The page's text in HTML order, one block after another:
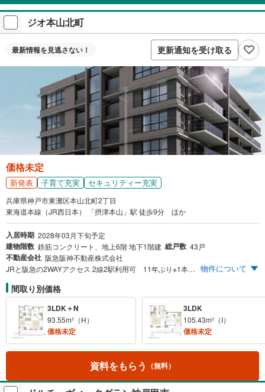
を
イ
ペ
ジオ本山北町
最新情報を見逃さない！ 更新通知を受け取る
価格未定
新発表 子育て充実 セキュリティー充実
兵庫県神戸市東灘区本山北町2丁目
東海道本線（JR西日本） 「摂津本山」駅 徒歩9分 ほか
入居時期 2028年03月下旬予定
建物階数 鉄筋コンクリート、地上6階 地下1階建 総戸数 43戸
不動産会社 阪急阪神不動産株式会社
JRと阪急の2WAYアクセス 2線2駅利用可 11年ぶり※1本山北町アドレスに誕生 豊富なプランバリエーション 最上階住戸約109m²台※2 地下平面駐車場〈優先権付〉 ホテルライクな内廊下設計 各階ゴミ置場、ディスポーザー標準装備 ※1.「ジオ本山北町」は、神戸市東灘区本山北町アドレスの新築マンションとして、11年ぶりの供給となります。（2026年6月MRC調べ） ※2.最上階住戸（6戸）に対する専有面積の平均値となります。 物件について
間取り別価格
3LDK＋N
93.55m²（H）
価格未定
3LDK
105.43m²（I）
価格未定
資料をもらう （無料）